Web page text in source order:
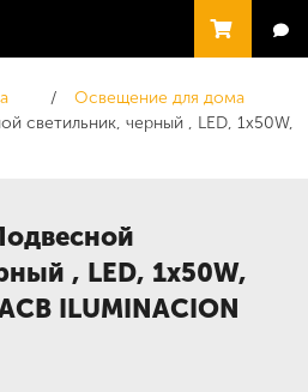
Освещение для дома
светильник, черный , LED, 1x50W,
, LED, 1x50W,
ILUMINACION